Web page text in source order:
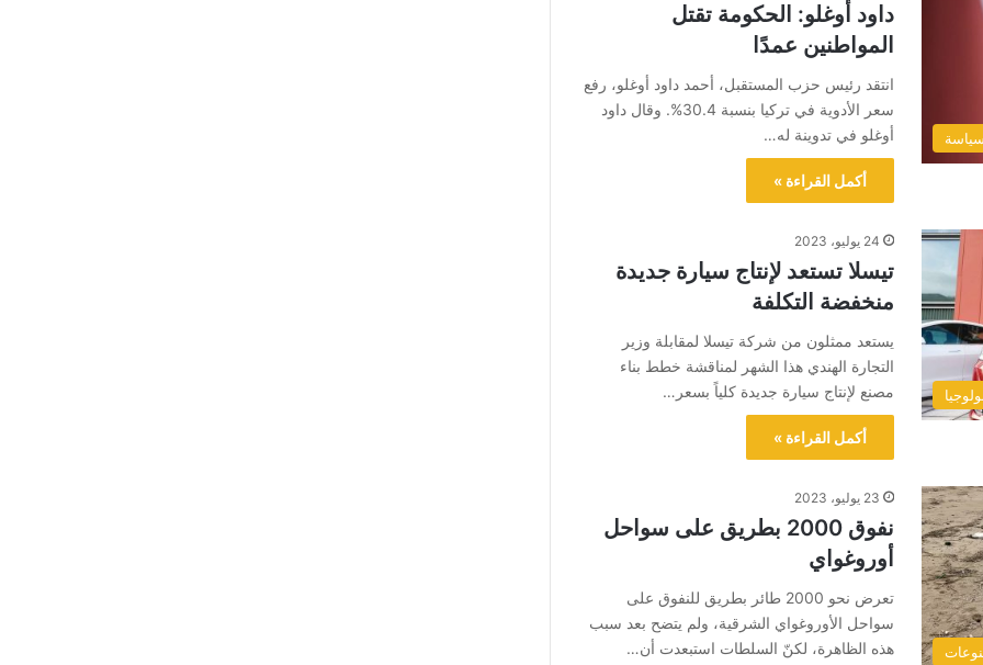
داود أوغلو: الحكومة تقتل
المواطنين عمدًا
انتقد رئيس حزب المستقبل، أحمد داود أوغلو، رفع
سعر الأدوية في تركيا بنسبة 30.4%. وقال داود
أوغلو في تدوينة له…
أكمل القراءة »
24 يوليو، 2023
تيسلا تستعد لإنتاج سيارة جديدة
منخفضة التكلفة
يستعد ممثلون من شركة تيسلا لمقابلة وزير
التجارة الهندي هذا الشهر لمناقشة خطط بناء
مصنع لإنتاج سيارة جديدة كلياً بسعر…
أكمل القراءة »
23 يوليو، 2023
نفوق 2000 بطريق على سواحل
أوروغواي
تعرض نحو 2000 طائر بطريق للنفوق على
سواحل الأوروغواي الشرقية، ولم يتضح بعد سبب
هذه الظاهرة، لكنّ السلطات استبعدت أن…